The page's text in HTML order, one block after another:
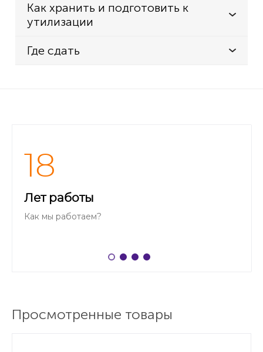
Как хранить и подготовить к
утилизации
Где сдать
18
Лет работы
Как мы работаем?
Просмотренные товары